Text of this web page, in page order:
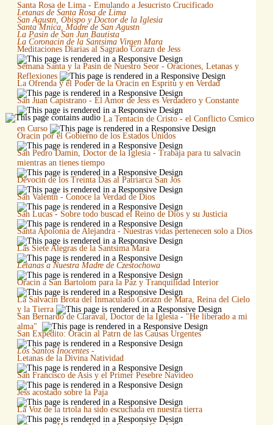
Santa Rosa de Lima - Emulando a Jesucristo Crucificado
Letanas de Santa Rosa de Lima
San Agustn, Obispo y Doctor de la Iglesia
Santa Mnica, Madre de San Agustn
La Pasin de San Jun Bautista
La Coronacin de la Santsima Virgen Mara
Meditaciones Diarias al Sagrado Corazn de Jess
Semana Santa y la Pasin de Nuestro Seor - Oraciones, Letanas y
Reflexiones
La Ofrenda y el Poder de la Oracin en Espritu y en Verdad
San Juan Capistrano - El Amor de Jess es Verdadero y Constante
La Tentacin de Cristo - el Conflicto Csmico
en Curso
Oracin por el Gobierno de los Estados Unidos
San Pedro Damin, Doctor de la Iglesia - Trabaja para tu salvacin
mientras an tienes tiempo
Devocin de los Treinta Das al Patriarca San Jos
San Valentn - Conoce la Verdad de Dios
San Lucas - Sobre todo buscad el Reino de Dios y su Justicia
Santa Apolonia de Alejandra - Nuestras vidas pertenecen solo a Dios
Las Siete Alegras de la Santsima Mara
Letanas a Nuestra Madre de Czestochowa
Oracin a San Bartolom para la Paz y Tranquilidad Interior
La Salvacin Brota del Inmaculado Corazn de Mara, Reina del Cielo
y la Tierra
San Bernardo de Claraval, Doctor de la Iglesia - "He liberado a mi
alma"
San Expedito: Oracin al Patrn de las Causas Urgentes
Los Santos Inocentes -
Letanas de la Divina Natividad
San Francisco de Asis y el Primer Pesebre Navideo
Jess acostado sobre la Paja
La Voz de la trtola ha sido escuchada en nuestra tierra